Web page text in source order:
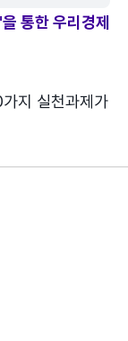
통한 우리경제
지 실천과제가